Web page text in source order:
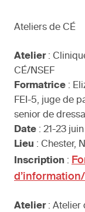
Ateliers de CÉ
Atelier:
CÉ/NSEF
Formatrice :
FEI-5, juge de
senior de
Date : 21-23
Lieu : Chester,
Inscription :
Atelier: Atelier